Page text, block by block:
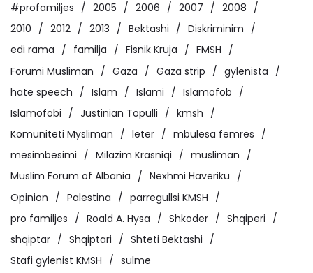
#profamiljes 2005 2006 2007
2008
2010
2012 2013 Bektashi
Diskriminim
edi rama
familja Fisnik Kruja
FMSH
Forumi Musliman
Gaza Gaza strip
gylenista
hate speech
Islam Islami
Islamofob
Islamofobi
Justinian Topulli
kmsh
Komuniteti Mysliman
leter
mbulesa femres
mesimbesimi
Milazim Krasniqi
musliman
Muslim Forum of Albania
Nexhmi Haveriku
Opinion
Palestina
parregullsi KMSH
pro familjes
Roald A. Hysa Shkoder
Shqiperi
shqiptar
Shqiptari
Shteti Bektashi
Stafi gylenist KMSH
sulme